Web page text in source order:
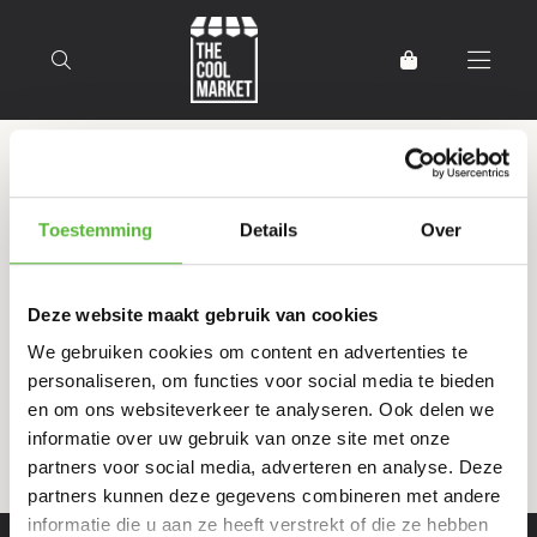
Toestemming Details Over
Deze website maakt gebruik van cookies
We gebruiken cookies om content en advertenties te
personaliseren, om functies voor social media te bieden
en om ons websiteverkeer te analyseren. Ook delen we
informatie over uw gebruik van onze site met onze
partners voor social media, adverteren en analyse. Deze
partners kunnen deze gegevens combineren met andere
informatie die u aan ze heeft verstrekt of die ze hebben
Producten getagd met
rundvleesbitterbal
Filter Sorteer